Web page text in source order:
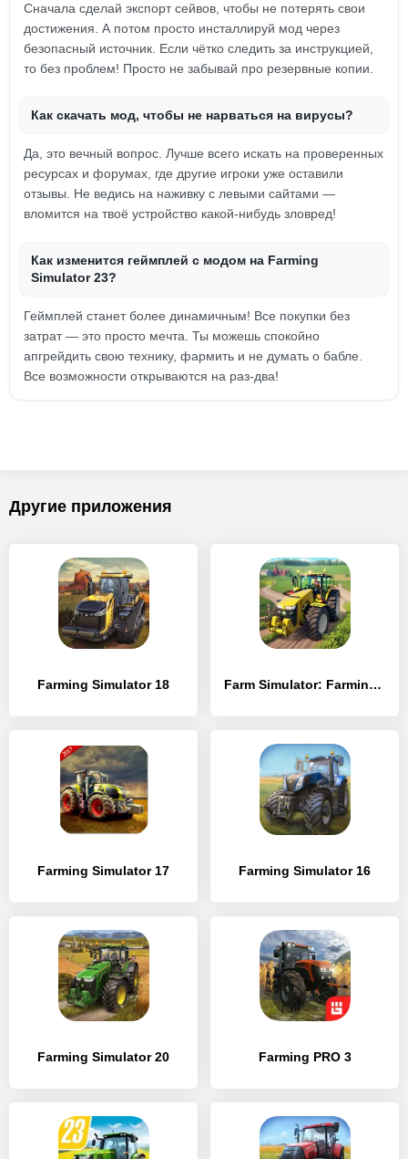
Сначала сделай экспорт сейвов, чтобы не потерять свои
достижения. А потом просто инсталлируй мод через
безопасный источник. Если чётко следить за инструкцией,
то без проблем! Просто не забывай про резервные копии.
Как скачать мод, чтобы не нарваться на вирусы?
Да, это вечный вопрос. Лучше всего искать на проверенных
ресурсах и форумах, где другие игроки уже оставили
отзывы. Не ведись на наживку с левыми сайтами —
вломится на твоё устройство какой-нибудь зловред!
Как изменится геймплей с модом на Farming
Simulator 23?
Геймплей станет более динамичным! Все покупки без
затрат — это просто мечта. Ты можешь спокойно
апгрейдить свою технику, фармить и не думать о бабле.
Все возможности открываются на раз-два!
Другие приложения
Farming Simulator 18 Farm Simulator: Farming Sim 22
Farming Simulator 17 Farming Simulator 16
Farming Simulator 20 Farming PRO 3